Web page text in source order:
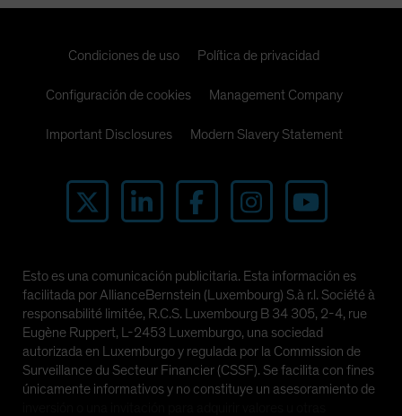
Condiciones de uso Política de privacidad
Configuración de cookies Management Company
Important Disclosures Modern Slavery Statement
Esto es una comunicación publicitaria. Esta información es
facilitada por AllianceBernstein (Luxembourg) S.à r.l. Société à
responsabilité limitée, R.C.S. Luxembourg B 34 305, 2-4, rue
Eugène Ruppert, L-2453 Luxemburgo, una sociedad
autorizada en Luxemburgo y regulada por la Commission de
Surveillance du Secteur Financier (CSSF). Se facilita con fines
únicamente informativos y no constituye un asesoramiento de